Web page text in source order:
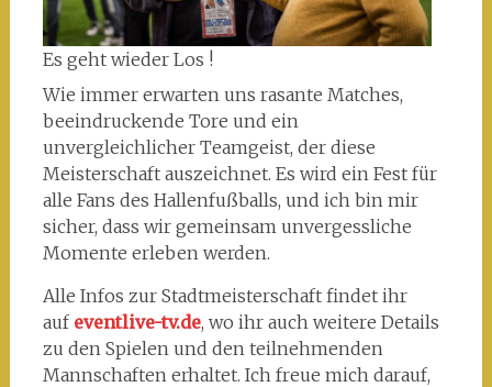
Es geht wieder Los !
Wie immer erwarten uns rasante Matches,
beeindruckende Tore und ein
unvergleichlicher Teamgeist, der diese
Meisterschaft auszeichnet. Es wird ein Fest für
alle Fans des Hallenfußballs, und ich bin mir
sicher, dass wir gemeinsam unvergessliche
Momente erleben werden.
Alle Infos zur Stadtmeisterschaft findet ihr
auf eventlive-tv.de, wo ihr auch weitere Details
zu den Spielen und den teilnehmenden
Mannschaften erhaltet. Ich freue mich darauf,